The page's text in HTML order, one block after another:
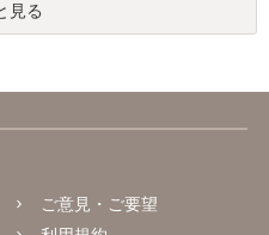
見る
ご意見・ご要望